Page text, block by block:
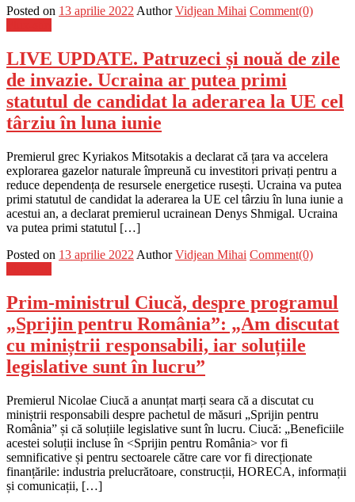
Posted on 13 aprilie 2022 Author Vidjean Mihai Comment(0)
LIVE UPDATE. Patruzeci și nouă de zile
de invazie. Ucraina ar putea primi
statutul de candidat la aderarea la UE cel
târziu în luna iunie
Premierul grec Kyriakos Mitsotakis a declarat că țara va accelera
explorarea gazelor naturale împreună cu investitori privați pentru a
reduce dependența de resursele energetice rusești. Ucraina va putea
primi statutul de candidat la aderarea la UE cel târziu în luna iunie a
acestui an, a declarat premierul ucrainean Denys Shmigal. Ucraina
va putea primi statutul […]
Posted on 13 aprilie 2022 Author Vidjean Mihai Comment(0)
Prim-ministrul Ciucă, despre programul
„Sprijin pentru România”: „Am discutat
cu miniștrii responsabili, iar soluțiile
legislative sunt în lucru”
Premierul Nicolae Ciucă a anunțat marți seara că a discutat cu
miniștrii responsabili despre pachetul de măsuri „Sprijin pentru
România” și că soluțiile legislative sunt în lucru. Ciucă: „Beneficiile
acestei soluții incluse în <Sprijin pentru România> vor fi
semnificative și pentru sectoarele către care vor fi direcționate
finanțările: industria prelucrătoare, construcții, HORECA, informații
și comunicații, […]